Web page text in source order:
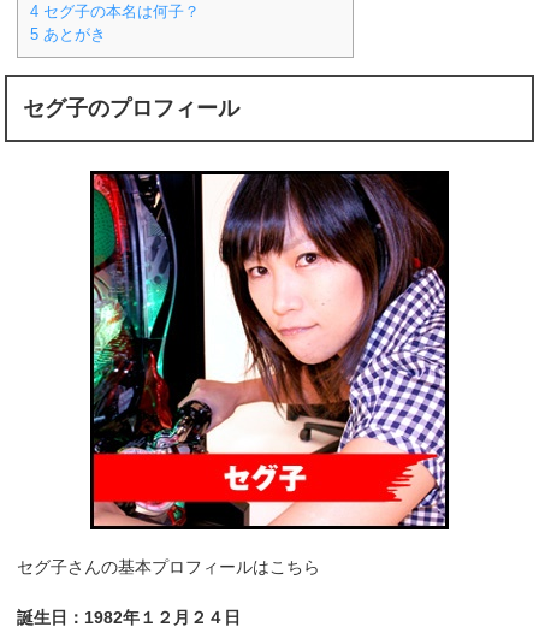
4 セグ子の本名は何子？
5 あとがき
セグ子のプロフィール
セグ子さんの基本プロフィールはこちら
誕生日：1982年１２月２４日